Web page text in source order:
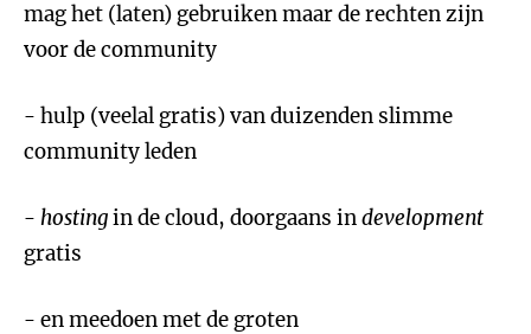
mag het (laten) gebruiken maar de rechten zijn
voor de community
- hulp (veelal gratis) van duizenden slimme
community leden
- hostingin de cloud, doorgaans indevelopment
gratis
- en meedoen met de groten